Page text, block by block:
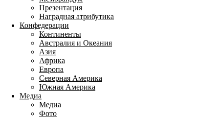
Презентация
Наградная атрибутика
Конфедерации
Континенты
Австралия и Океания
Азия
Африка
Европа
Северная Америка
Южная Америка
Медиа
Медиа
Фото